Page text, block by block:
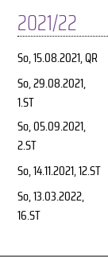
2021/22
So, 15.08.2021, QR
So, 29.08.2021,
1.ST
So, 05.09.2021,
2.ST
So, 14.11.2021, 12.ST
So, 13.03.2022,
16.ST